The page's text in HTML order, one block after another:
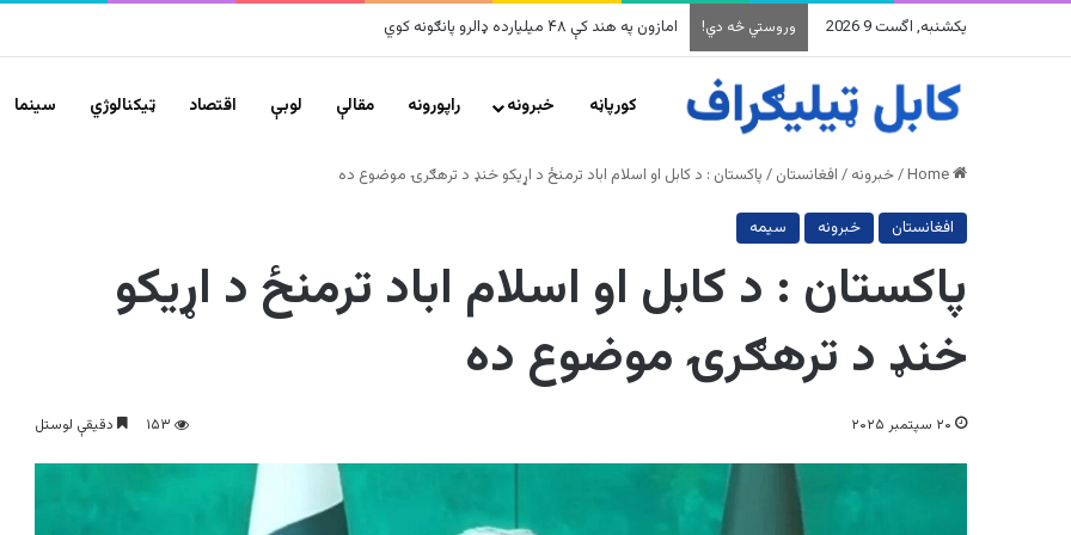
یکشنبه, اگست 9 2026 وروستي څه دي! په وینزویلا کې زورورو زلزلو پراخ زیانونه اړولي
کورپاڼه خبرونه راپورونه مقالې لوبې اقتصاد ټیکنالوژي سينما
/خبرونه / افغانستان / پاکستان : د کابل او اسلام اباد ترمنځ د اړیکو خنډ د ترهګرۍ موضوع ده
افغانستان خبرونه سیمه
پاکستان : د کابل او اسلام اباد ترمنځ د اړیکو
خنډ د ترهګرۍ موضوع ده
۲۰ سپتمبر ۲۰۲۵ ۱۵۳ دقیقې لوستل